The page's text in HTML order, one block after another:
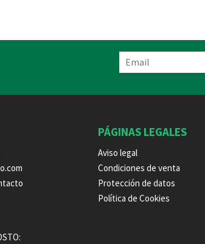
PÁGINAS LEGALES
Aviso legal
Condiciones de venta
Protección de datos
Política de Cookies